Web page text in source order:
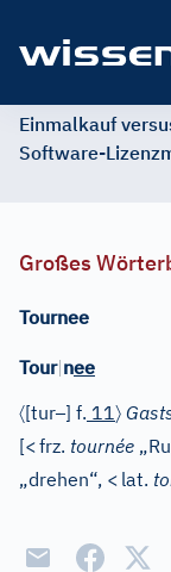
Einmalkauf
Software-
Großes
Tournee
Tour|nee
〈[tur–] f. 11〉
[<frz. tournée
„drehen“, < lat.